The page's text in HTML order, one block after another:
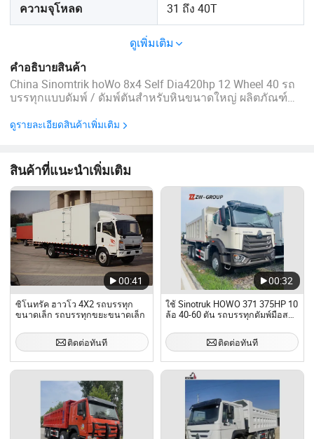
ความจุโหลด 31 ถึง 40T
ดูเพิ่มเติม
คำอธิบายสินค้า
China Sinomtrik hoWo 8x4 Self Dia420hp 12 Wheel 40 รถ
บรรทุกแบบดัมพ์ / ดัมพ์ตันสำหรับหินขนาดใหญ่ ผลิตภัณฑ์
HOWO,STRIT,Golden Prince เป็นต้น ), รถลากจูง , รถดัมพ์ , รถ
ดูรายละเอียดสินค้าเพิ่มเติม
สินค้าที่แนะนำเพิ่มเติม
00:41
ซิโนทรัค ฮาวโว 4X2 รถบรรทุก
ขนาดเล็ก รถบรรทุกขยะขนาดเล็ก
ติดต่อทันที
00:32
ใช้ Sinotruk HOWO 371 375HP 10
ล้อ 40-60 ตัน รถบรรทุกดัมพ์มือสอง
336/371/375/420HP 18-25cbm
รถบรรทุกดัมพ์หนักติดต่อทันที